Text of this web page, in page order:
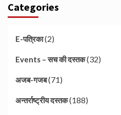
Categories
E-पत्रिका(2)
Events – सच की दस्तक(32)
अजब-गजब(71)
अन्तर्राष्ट्रीय दस्तक(188)